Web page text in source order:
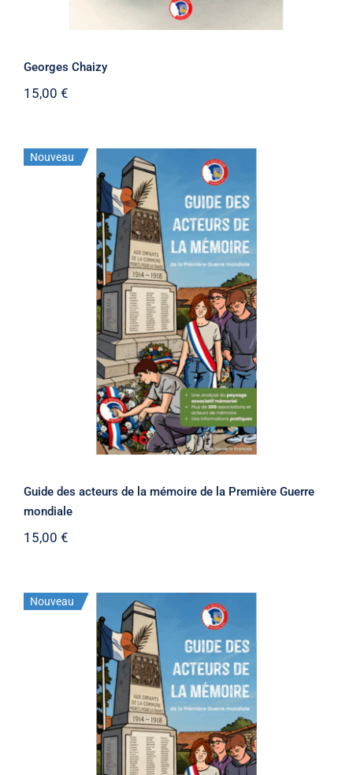
Georges Chaizy
15,00 €
Nouveau
Guide des acteurs de la mémoire de la
Première Guerre mondiale
Guide des acteurs de la mémoire de la Première Guerre
mondiale
15,00 €
Nouveau
Guide des acteurs version
dématérialisée édition 2026